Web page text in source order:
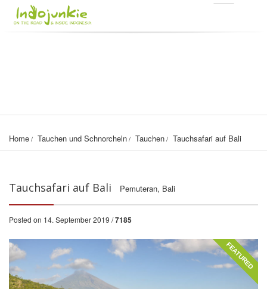
Home Tauchen und Schnorcheln Tauchen Tauchsafari auf Bali
Tauchsafari auf Bali Pemuteran, Bali
Posted on 14. September 2019 /7185
FEATURED